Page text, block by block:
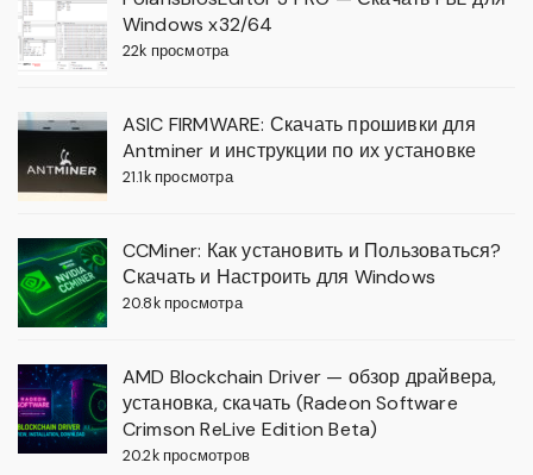
Windows x32/64
22k просмотра
ASIC FIRMWARE: Скачать прошивки для
Antminer и инструкции по их установке
21.1k просмотра
CCMiner: Как установить и Пользоваться?
Скачать и Настроить для Windows
20.8k просмотра
AMD Blockchain Driver — обзор драйвера,
установка, скачать (Radeon Software
Crimson ReLive Edition Beta)
20.2k просмотров